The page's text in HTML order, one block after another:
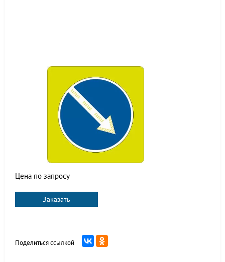
Цена по запросу
Заказать
Поделиться ссылкой